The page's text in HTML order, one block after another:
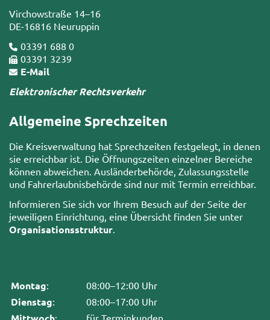
Virchowstraße 14–16
DE-16816 Neuruppin
03391 688 0
03391 3239
E-Mail
Elektronischer Rechtsverkehr
Allgemeine Sprechzeiten
Die Kreisverwaltung hat Sprechzeiten festgelegt, in denen
sie erreichbar ist. Die Öffnungszeiten einzelner Bereiche
können abweichen. Ausländerbehörde, Zulassungsstelle
und Fahrerlaubnisbehörde sind nur mit Termin erreichbar.
Informieren Sie sich vor Ihrem Besuch auf der Seite der
jeweiligen Einrichtung, eine Übersicht finden Sie unter
Organisationsstruktur
Montag: 08:00–12:00 Uhr
Dienstag: 08:00–17:00 Uhr